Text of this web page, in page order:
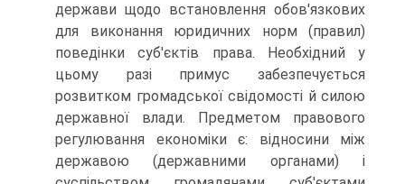
держави щодо встанов­лення обов'язкових
для виконання юридичних норм (правил)
поведінки суб'єктів права. Необхідний у
цьому разі примус забезпечується
розвитком громадської свідомості й силою
державної влади. Предметом правового
регулювання економіки є: відносини між
державою (державними органами) і